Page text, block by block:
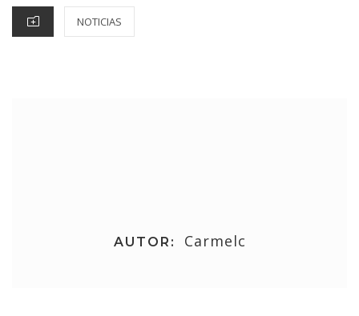
NOTICIAS
AUTOR: Carmelc